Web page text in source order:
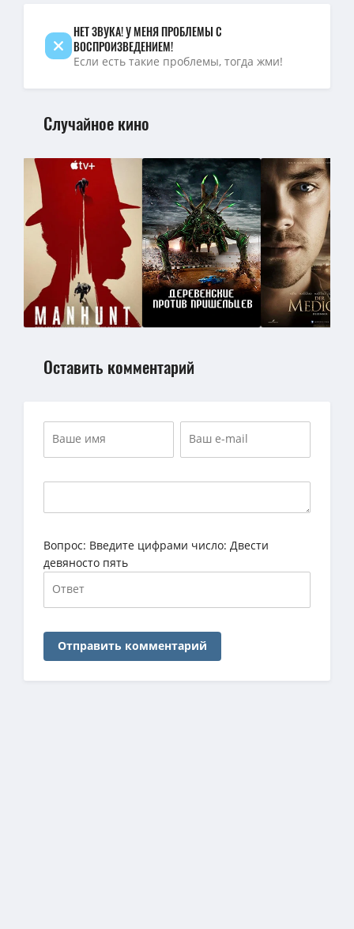
НЕТ ЗВУКА! У МЕНЯ ПРОБЛЕМЫ С
ВОСПРОИЗВЕДЕНИЕМ!
Если есть такие проблемы, тогда жми!
Случайное кино
Оставить комментарий
Вопрос: Введите цифрами число: Двести
девяносто пять
Отправить комментарий